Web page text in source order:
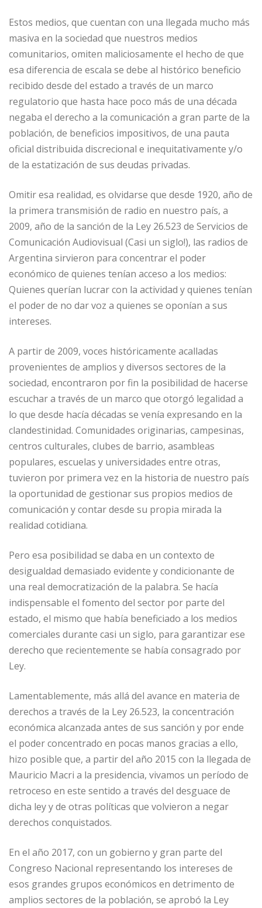
Estos medios, que cuentan con una llegada mucho más
masiva en la sociedad que nuestros medios
comunitarios, omiten maliciosamente el hecho de que
esa diferencia de escala se debe al histórico beneficio
recibido desde del estado a través de un marco
regulatorio que hasta hace poco más de una década
negaba el derecho a la comunicación a gran parte de la
población, de beneficios impositivos, de una pauta
oficial distribuida discrecional e inequitativamente y/o
de la estatización de sus deudas privadas.
Omitir esa realidad, es olvidarse que desde 1920, año de
la primera transmisión de radio en nuestro país, a
2009, año de la sanción de la Ley 26.523 de Servicios de
Comunicación Audiovisual (Casi un siglo!), las radios de
Argentina sirvieron para concentrar el poder
económico de quienes tenían acceso a los medios:
Quienes querían lucrar con la actividad y quienes tenían
el poder de no dar voz a quienes se oponían a sus
intereses.
A partir de 2009, voces históricamente acalladas
provenientes de amplios y diversos sectores de la
sociedad, encontraron por fin la posibilidad de hacerse
escuchar a través de un marco que otorgó legalidad a
lo que desde hacía décadas se venía expresando en la
clandestinidad. Comunidades originarias, campesinas,
centros culturales, clubes de barrio, asambleas
populares, escuelas y universidades entre otras,
tuvieron por primera vez en la historia de nuestro país
la oportunidad de gestionar sus propios medios de
comunicación y contar desde su propia mirada la
realidad cotidiana.
Pero esa posibilidad se daba en un contexto de
desigualdad demasiado evidente y condicionante de
una real democratización de la palabra. Se hacía
indispensable el fomento del sector por parte del
estado, el mismo que había beneficiado a los medios
comerciales durante casi un siglo, para garantizar ese
derecho que recientemente se había consagrado por
Ley.
Lamentablemente, más allá del avance en materia de
derechos a través de la Ley 26.523, la concentración
económica alcanzada antes de sus sanción y por ende
el poder concentrado en pocas manos gracias a ello,
hizo posible que, a partir del año 2015 con la llegada de
Mauricio Macri a la presidencia, vivamos un período de
retroceso en este sentido a través del desguace de
dicha ley y de otras políticas que volvieron a negar
derechos conquistados.
En el año 2017, con un gobierno y gran parte del
Congreso Nacional representando los intereses de
esos grandes grupos económicos en detrimento de
amplios sectores de la población, se aprobó la Ley